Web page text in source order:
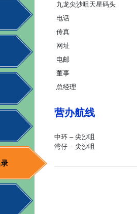
九龙尖沙咀天星码头
电话
传真
网址
电邮
董事
总经理
营办航线
中环 – 尖沙咀
湾仔 – 尖沙咀